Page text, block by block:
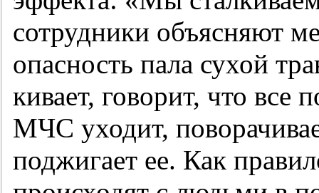
сотрудники объясняют
опасность пала сухой
кивает, говорит, что все
МЧС уходит,
поджигает ее. Как